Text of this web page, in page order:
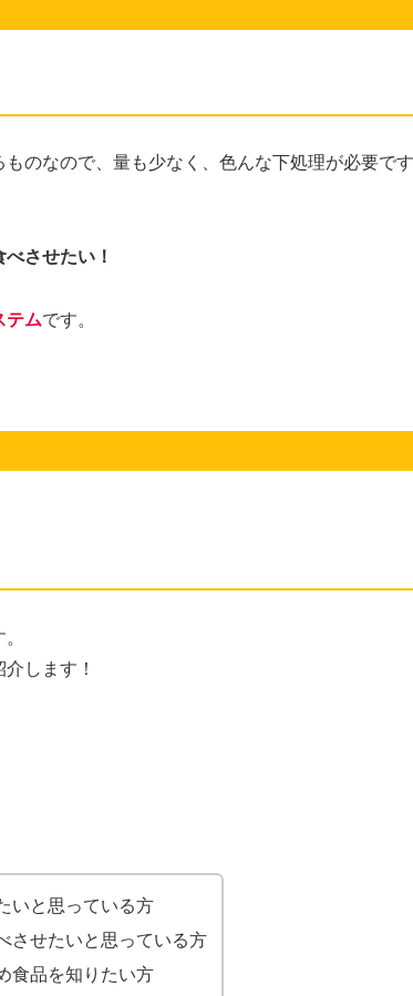
のなので、量も少なく、色んな下処理が必要です
させたい！
テムです。
します！
いと思っている方
させたいと思っている方
食品を知りたい方